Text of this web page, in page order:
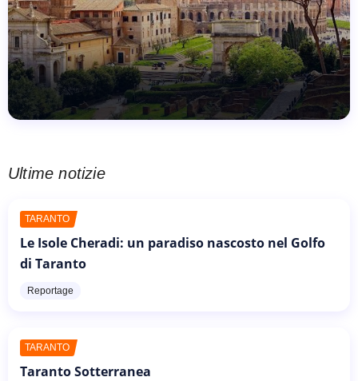
Ultime notizie
TARANTO
Le Isole Cheradi: un paradiso nascosto nel Golfo
di Taranto
Reportage
TARANTO
Taranto Sotterranea